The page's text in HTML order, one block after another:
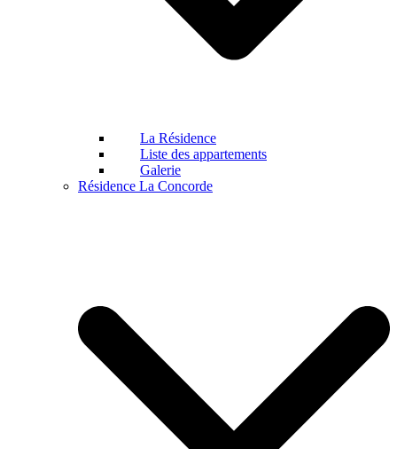
La Résidence
Liste des appartements
Galerie
Résidence La Concorde